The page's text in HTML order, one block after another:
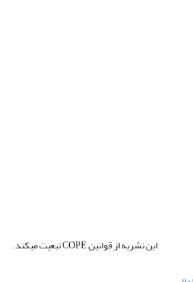
این نشریه از قوانین COPE تبعیت میکند.